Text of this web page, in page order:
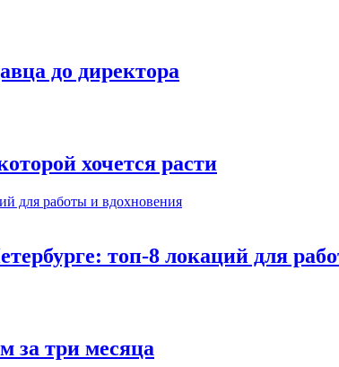
до директора
хочется расти
топ-8 локаций для
за три месяца